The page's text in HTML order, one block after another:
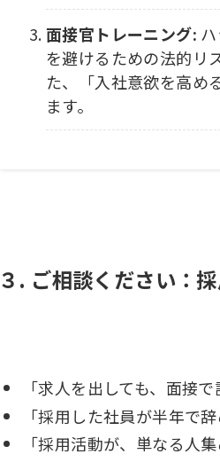
面接官トレーニング:
を避けるための法的リ
た、「入社意欲を高め
ます。
３. ご相談ください：
「求人を出しても、面接
「採用した社員が半年で
「採用活動が、単なる人